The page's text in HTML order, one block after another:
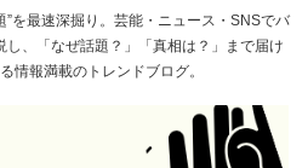
を最速深掘り。芸能・ニュース・SNSでバ
、「なぜ話題？」「真相は？」まで届け
情報満載のトレンドブログ。